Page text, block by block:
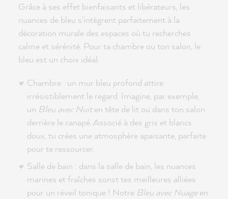
Grâce à ses effet bienfaisants et libérateurs, les
nuances de bleu s'intègrent parfaitement à la
décoration murale des espaces où tu recherches
calme et sérénité. Pour ta chambre ou ton salon, le
bleu est un choix idéal.
Chambre : un mur bleu profond attire
irrésistiblement le regard. Imagine, par exemple,
un Bleu avec Nuiten tête de lit ou dans ton salon
derrière le canapé. Associé à des gris et blancs
doux, tu crées une atmosphère apaisante, parfaite
pour te ressourcer.
Salle de bain : dans la salle de bain, les nuances
marines et fraîches sonst tes meilleures alliées
pour un réveil tonique ! Notre Bleu avec Nuageen